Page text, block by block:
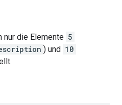
nur die Elemente 5
) und 10